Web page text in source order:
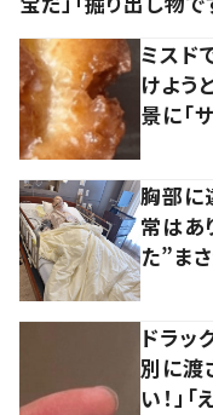
ミスド
けよ
景に「
胸部に
常はあ
た”ま
ドラッ
別に渡
い！」「